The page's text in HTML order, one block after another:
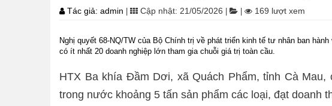
Tác giả: admin Cập nhật: 21/05/2026 169 lượt xem
Nghị quyết 68-NQ/TW của Bộ Chính trị về phát triển kinh tế tư nhân ban
có ít nhất 20 doanh nghiệp lớn tham gia chuỗi giá trị toàn cầu.
HTX Ba khía Đầm Dơi, xã Quách Phẩm, tỉnh Cà
trong nước khoảng 5 tấn sản phẩm các loại, đạt doanh